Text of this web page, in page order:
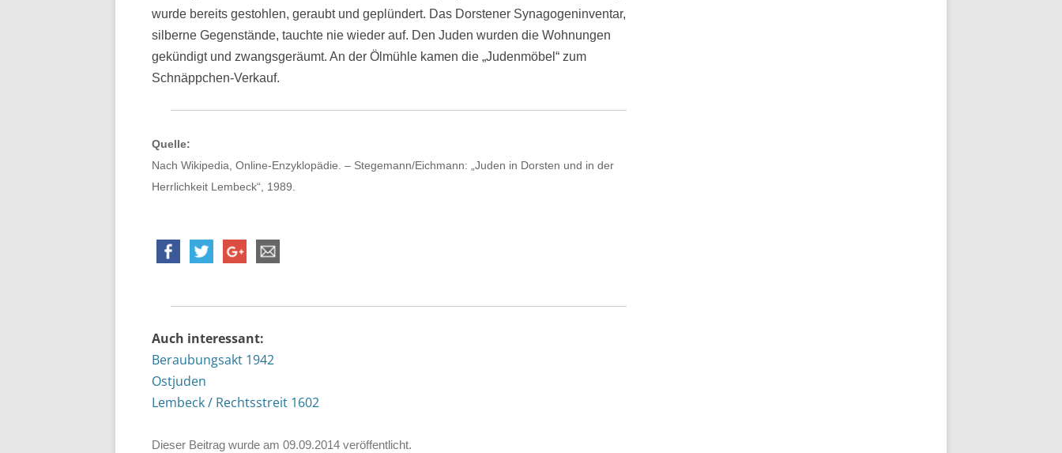
wurde bereits gestohlen, geraubt und geplündert. Das Dorstener Synagogeninventar,
silberne Gegenstände, tauchte nie wieder auf. Den Juden wurden die Wohnungen
gekündigt und zwangsgeräumt. An der Ölmühle kamen die „Judenmöbel“ zum
Schnäppchen-Verkauf.
Quelle:
Nach Wikipedia, Online-Enzyklopädie. – Stegemann/Eichmann: „Juden in Dorsten und in der
Herrlichkeit Lembeck“, 1989.
Auch interessant:
Beraubungsakt 1942
Ostjuden
Lembeck / Rechtsstreit 1602
Dieser Beitrag wurde am 09.09.2014 veröffentlicht.